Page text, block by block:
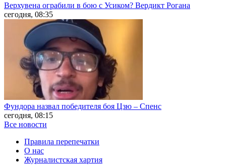
Верхувена ограбили в бою с Усиком? Вердикт Рогана
сегодня, 08:35
Фундора назвал победителя боя Цзю – Спенс
сегодня, 08:15
Все новости
Правила перепечатки
О нас
Журналистская хартия